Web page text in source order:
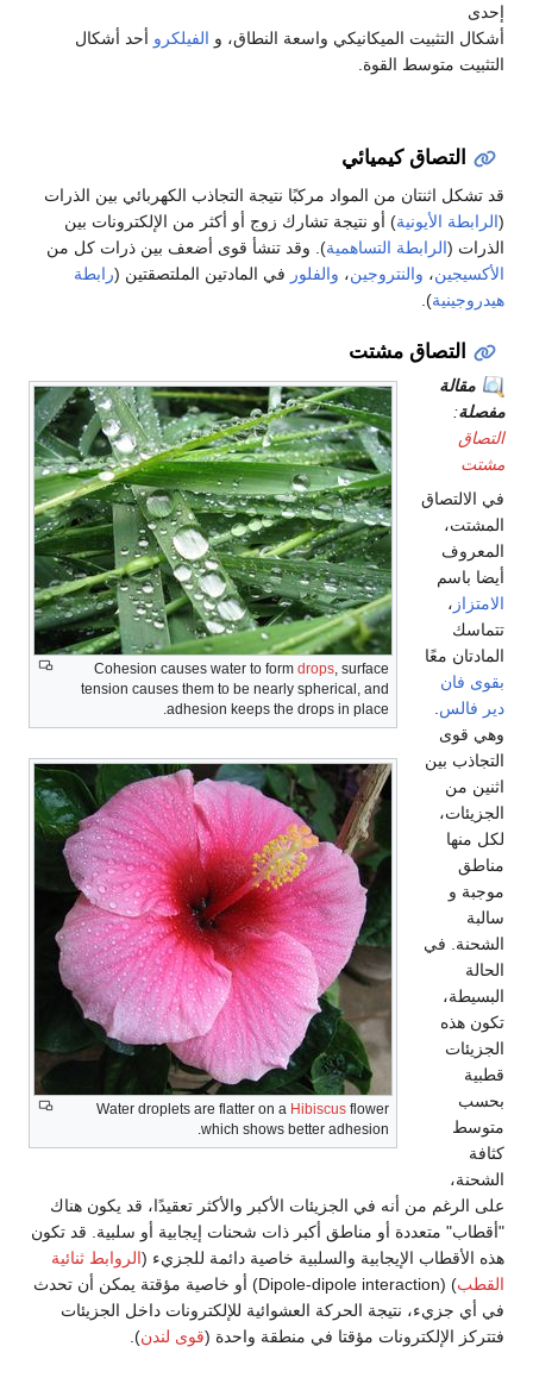
إحدى
أشكال التثبيت الميكانيكي واسعة النطاق، و الفيلكرو أحد أشكال
التثبيت متوسط القوة.
التصاق كيميائي
قد تشكل اثنتان من المواد مركبًا نتيجة التجاذب الكهربائي بين الذرات
(الرابطة الأيونية) أو نتيجة تشارك زوج أو أكثر من الإلكترونات بين
الذرات (الرابطة التساهمية). وقد تنشأ قوى أضعف بين ذرات كل من
الأكسيجين، والنتروجين، والفلور في المادتين الملتصقتين (رابطة
هيدروجينية).
التصاق مشتت
Cohesion causes water to form drops, surface
tension causes them to be nearly spherical, and
adhesion keeps the drops in place.
Water droplets are flatter on a Hibiscus flower
which shows better adhesion.
مقالة
مفصلة:
التصاق
مشتت
في الالتصاق
المشتت،
المعروف
أيضا باسم
الامتزاز ،
تتماسك
المادتان معًا
بقوى فان
دير فالس
وهي قوى
التجاذب بين
اثنين من
الجزيئات،
لكل منها
مناطق
موجبة و
سالبة
الشحنة. في
الحالة
البسيطة،
تكون هذه
الجزيئات
قطبية
بحسب
متوسط
كثافة
الشحنة،
على الرغم من أنه في الجزيئات الأكبر والأكثر تعقيدًا، قد يكون هناك
"أقطاب" متعددة أو مناطق أكبر ذات شحنات إيجابية أو سلبية. قد تكون
هذه الأقطاب الإيجابية والسلبية خاصية دائمة للجزيء (الروابط ثنائية
القطب
) (Dipole-dipole interaction) أو خاصية مؤقتة يمكن أن تحدث
في أي جزيء، نتيجة الحركة العشوائية للإلكترونات داخل الجزيئات
فتتركز الإلكترونات مؤقتا في منطقة واحدة (قوى لندن).